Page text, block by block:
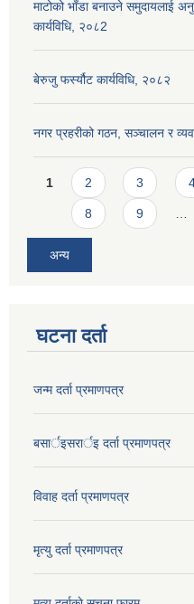
माटोको भाँडा बनाउने समुदायलाई
कार्यविधि, २०८2
बेरुजु फर्स्यौट कार्यविधि, २०८२
नगर प्रहरीको गठन, सञ्चालन र
Pages
1 2 3
8 9
अन्य
घटना दर्ता
जन्म दर्ता प्रमाणपत्र
बसार्इसरार्इ दर्ता प्रमाणपत्र
विवाह दर्ता प्रमाणपत्र
मृत्यु दर्ता प्रमाणपत्र